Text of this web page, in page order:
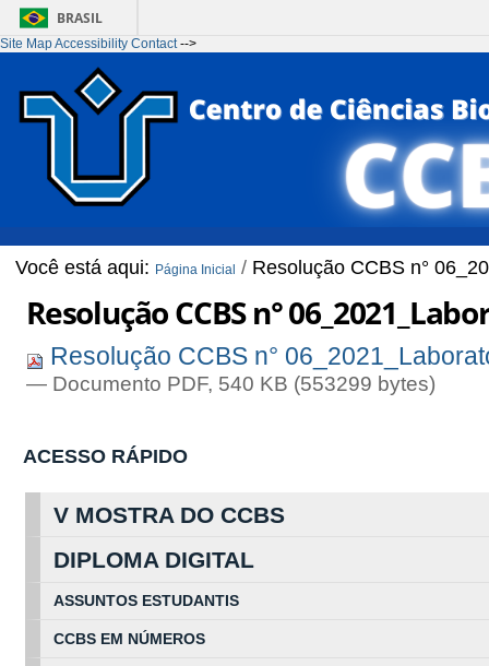
BRASIL
Ir para o conteúdo
Site MapAccessibility Contact-->
Você está aqui: Página Inicial / Resolução CCBS n°
Resolução CCBS n°
Resolução CCBS n°
— Documento PDF, 540 KB (553299 bytes)
ACESSO RÁPIDO
V MOSTRA DO CCBS
DIPLOMA DIGITAL
ASSUNTOS ESTUDANTIS
CCBS EM NÚMEROS